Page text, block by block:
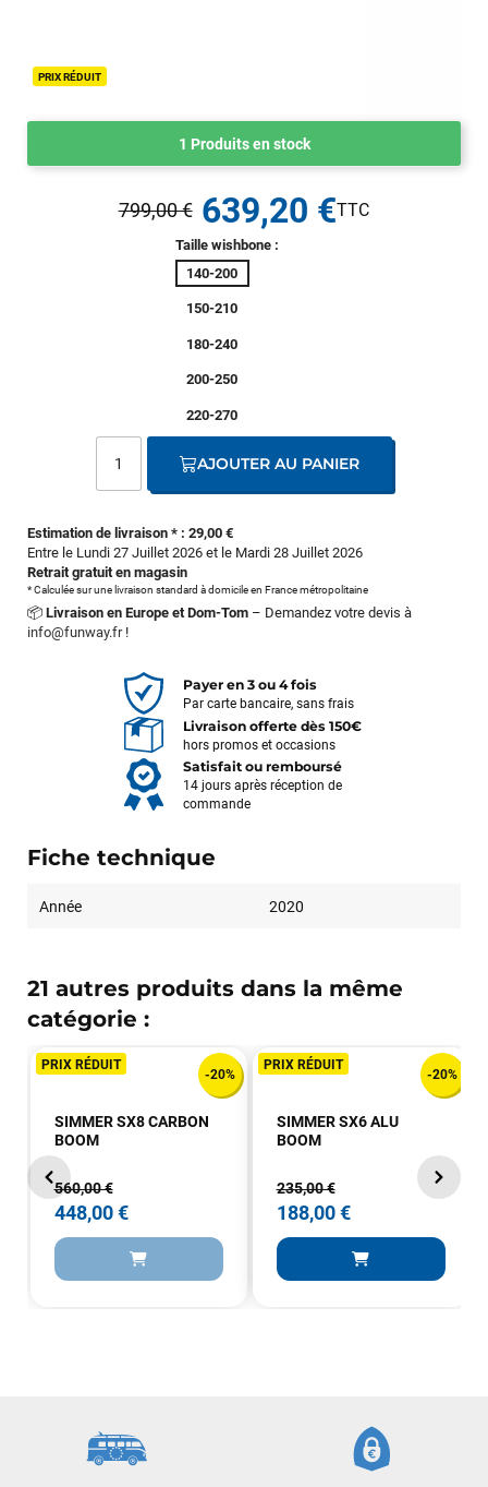
PRIX RÉDUIT
1 Produits en stock
Estimation de livraison * : 29,00 €
Entre le Lundi 27 Juillet 2026 et le Mardi 28 Juillet 2026
Retrait gratuit en magasin
* Calculée sur une livraison standard à domicile en France métropolitaine
📦 Livraison en Europe et Dom-Tom – Demandez votre devis à
info@funway.fr!
Taille wishbone :
140-200
150-210
180-240
200-250
220-270
799,00 € 639,20 €
AJOUTER AU PANIER
Payer en 3 ou 4 fois
Par carte bancaire, sans frais
Livraison offerte dès 150€
hors promos et occasions
Satisfait ou remboursé
14 jours après réception de
commande
Fiche technique
Année 2020
21 autres produits dans la même
catégorie :
PRIX RÉDUIT
-20%
SIMMER SX8 CARBON
BOOM
560,00 €
448,00 €
PRIX RÉDUIT
-20%
SIMMER SX6 ALU
BOOM
235,00 €
188,00 €
Frédéric sternheim
il y a 2 semaines
Des conseils (par téléphone), du matos d'occasion de bonne
qualité : c'est toujours un plaisir!